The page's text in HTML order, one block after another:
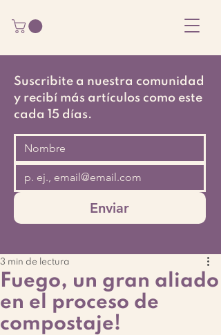
Suscribite a nuestra comunidad
y recibí más artículos como este
cada 15 días.
Enviar
Fuego, un gran aliado
en el proceso de
compostaje!
3 min de lectura